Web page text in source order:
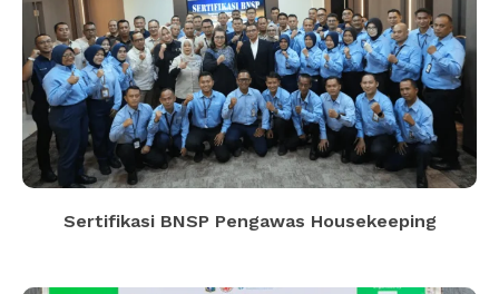
Sertifikasi BNSP Pengawas Housekeeping